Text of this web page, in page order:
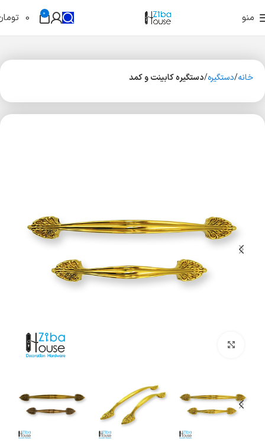
منو 0
0
خانه دستگیره دستگیره کابینت و کمد